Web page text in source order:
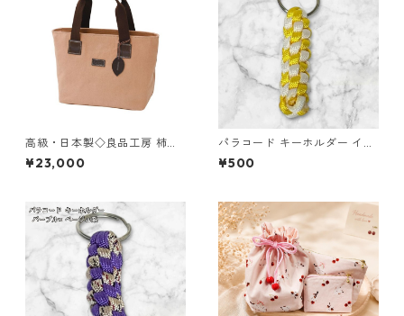
高級・日本製◇良品工房 柿渋
染トートバッグ◇ハンドバッ
グ 大人ナチュラル 日本製【約
¥23,000
パラコード キーホルダー イエ
ロー ホワイト 編み込み s21
¥500